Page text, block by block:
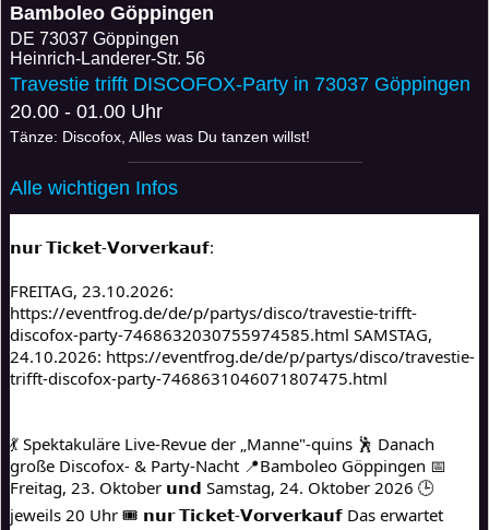
Bamboleo Göppingen
DE 73037 Göppingen
Heinrich-Landerer-Str. 56
Travestie trifft DISCOFOX-Party in 73037 Göppingen
20.00 - 01.00 Uhr
Tänze: Discofox, Alles was Du tanzen willst!
Alle wichtigen Infos
𝗻𝘂𝗿 𝗧𝗶𝗰𝗸𝗲𝘁-𝗩𝗼𝗿𝘃𝗲𝗿𝗸𝗮𝘂𝗳:
FREITAG, 23.10.2026:
https://eventfrog.de/de/p/partys/disco/travestie-trifft-
discofox-party-7468632030755974585.html SAMSTAG,
24.10.2026: https://eventfrog.de/de/p/partys/disco/travestie-
trifft-discofox-party-7468631046071807475.html
💃 Spektakuläre Live-Revue der „Manne"-quins 🕺 Danach
große Discofox- & Party-Nacht 📍Bamboleo Göppingen 📅
Freitag, 23. Oktober 𝘂𝗻𝗱 Samstag, 24. Oktober 2026 🕒
jeweils 20 Uhr 🎟️ 𝗻𝘂𝗿 𝗧𝗶𝗰𝗸𝗲𝘁-𝗩𝗼𝗿𝘃𝗲𝗿𝗸𝗮𝘂𝗳 Das erwartet